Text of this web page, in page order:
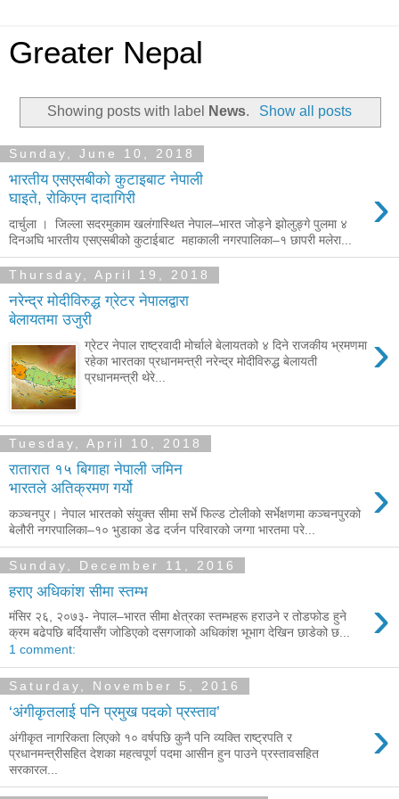
Greater Nepal
Showing posts with label News. Show all posts
Sunday, June 10, 2018
भारतीय एसएसबीकाे कुटाइबाट नेपाली
घाइते, राेकिएन दादागिरी
›
दार्चुला । जिल्ला सदरमुकाम खलंगास्थित नेपाल–भारत जोड्ने झोलुङ्गे पुलमा ४
दिनअघि भारतीय एसएसबीको कुटाईबाट महाकाली नगरपालिका–१ छापरी मलेरा...
Thursday, April 19, 2018
नरेन्द्र मोदीविरुद्ध ग्रेटर नेपालद्वारा
बेलायतमा उजुरी
›
ग्रेटर नेपाल राष्ट्रवादी मोर्चाले बेलायतको ४ दिने राजकीय भ्रमणमा
रहेका भारतका प्रधानमन्त्री नरेन्द्र मोदीविरुद्ध बेलायती
प्रधानमन्त्री थेरे...
Tuesday, April 10, 2018
रातारात १५ बिगाहा नेपाली जमिन
भारतले अतिक्रमण गर्यो
›
कञ्चनपुर। नेपाल भारतको संयुक्त सीमा सर्भे फिल्ड टोलीको सर्भेक्षणमा कञ्चनपुरको
बेलौरी नगरपालिका–१० भुडाका डेढ दर्जन परिवारको जग्गा भारतमा परे...
Sunday, December 11, 2016
हराए अधिकांश सीमा स्तम्भ ›
मंसिर २६, २०७३- नेपाल–भारत सीमा क्षेत्रका स्तम्भहरू हराउने र तोडफोड हुने
क्रम बढेपछि बर्दियासँग जोडिएको दसगजाको अधिकांश भूभाग देखिन छाडेको छ...
1 comment:
Saturday, November 5, 2016
‘अंगीकृतलाई पनि प्रमुख पदको प्रस्ताव’ ›
अंगीकृत नागरिकता लिएको १० वर्षपछि कुनै पनि व्यक्ति राष्ट्रपति र
प्रधानमन्त्रीसहित देशका महत्वपूर्ण पदमा आसीन हुन पाउने प्रस्तावसहित
सरकारल...